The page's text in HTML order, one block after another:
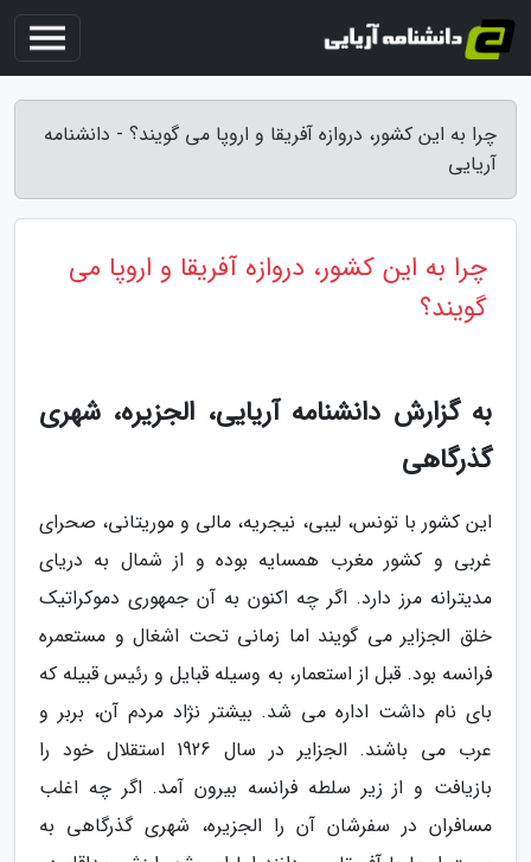
چرا به این کشور، دروازه آفریقا و اروپا می گویند؟ - دانشنامه
آریایی
چرا به این کشور، دروازه آفریقا و اروپا می
گویند؟
به گزارش دانشنامه آریایی، الجزیره، شهری
گذرگاهی
این کشور با تونس، لیبی، نیجریه، مالی و موریتانی، صحرای
غربی و کشور مغرب همسایه بوده و از شمال به دریای
مدیترانه مرز دارد. اگر چه اکنون به آن جمهوری دموکراتیک
خلق الجزایر می گویند اما زمانی تحت اشغال و مستعمره
فرانسه بود. قبل از استعمار، به وسیله قبایل و رئیس قبیله که
بای نام داشت اداره می شد. بیشتر نژاد مردم آن، بربر و
عرب می باشند. الجزایر در سال 1926 استقلال خود را
بازیافت و از زیر سلطه فرانسه بیرون آمد. اگر چه اغلب
مسافران در سفرشان آن را الجزیره، شهری گذرگاهی به